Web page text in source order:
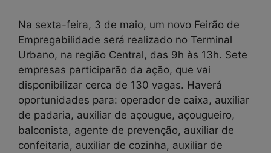
Na sexta-feira, 3 de maio, um novo Feirão de
Empregabilidade será realizado no Terminal
Urbano, na região Central, das 9h às 13h. Sete
empresas participarão da ação, que vai
disponibilizar cerca de 130 vagas. Haverá
oportunidades para: operador de caixa, auxiliar
de padaria, auxiliar de açougue, açougueiro,
balconista, agente de prevenção, auxiliar de
confeitaria, auxiliar de cozinha, auxiliar de